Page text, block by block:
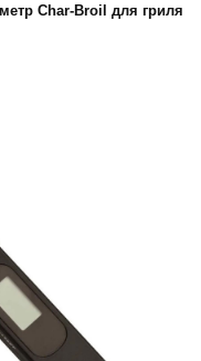
Char-Broil для гриля